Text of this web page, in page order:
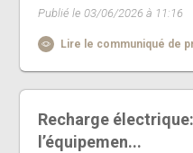
Publié le 03/06/2026 à 11:16
Lire le communiqué de
Recharge
l’équipemen...